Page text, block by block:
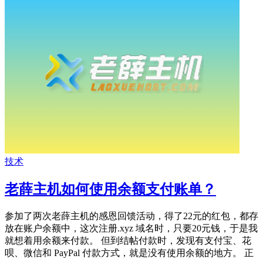
技术
老薛主机如何使用余额支付账单？
参加了两次老薛主机的感恩回馈活动，得了22元的红包，都存
放在账户余额中，这次注册.xyz 域名时，只要20元钱，于是我
就想着用余额来付款。 但到结帖付款时，发现有支付宝、花
呗、微信和 PayPal 付款方式，就是没有使用余额的地方。 正